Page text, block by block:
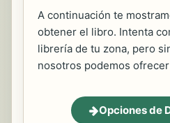
A continuación te
obtener el libro. Intenta
librería de tu zona, pero
nosotros podemos
Opciones de